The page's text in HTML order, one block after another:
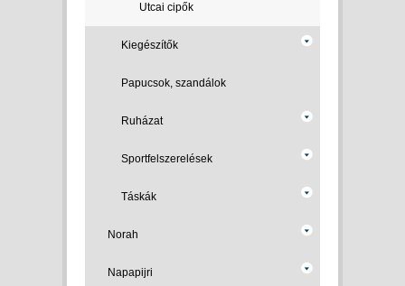
Utcai cipők
Kiegészítők
Papucsok, szandálok
Ruházat
Sportfelszerelések
Táskák
Norah
Napapijri